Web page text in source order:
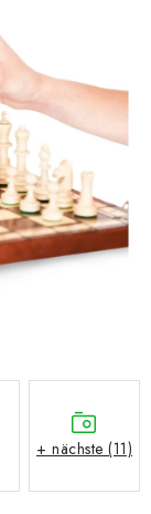
+ nächste (11)